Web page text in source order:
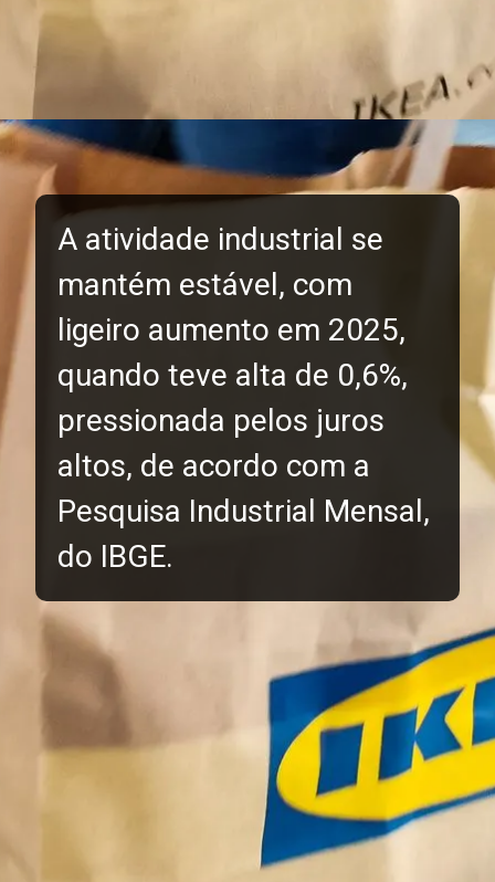
A atividade industrial se
mantém estável, com
ligeiro aumento em 2025,
quando teve alta de 0,6%,
pressionada pelos juros
altos, de acordo com a
Pesquisa Industrial Mensal,
do IBGE.